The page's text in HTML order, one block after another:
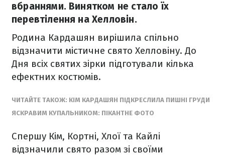
вбраннями. Винятком не стало їх
перевтілення на Хелловін.
Родина Кардашян вирішила спільно
відзначити містичне свято Хелловіну. До
Дня всіх святих зірки підготували кілька
ефектних костюмів.
ЧИТАЙТЕ ТАКОЖ: КІМ КАРДАШЯН ПІДКРЕСЛИЛА ПИШНІ ГРУДИ
ЯСКРАВИМ КУПАЛЬНИКОМ: ПІКАНТНЕ ФОТО
Спершу Кім, Кортні, Хлої та Кайлі
відзначили свято разом зі своїми